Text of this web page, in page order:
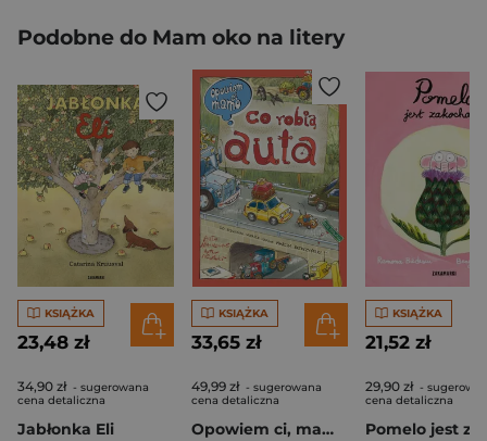
Podobne do Mam oko na litery
KSIĄŻKA
23,48 zł
34,90 zł - sugerowana
cena detaliczna
Jabłonka Eli
KSIĄŻKA
33,65 zł
49,99 zł - sugerowana
cena detaliczna
Opowiem ci, mamo, co robią auta
KSIĄŻKA
21,52 zł
29,90 zł -
cena detaliczna